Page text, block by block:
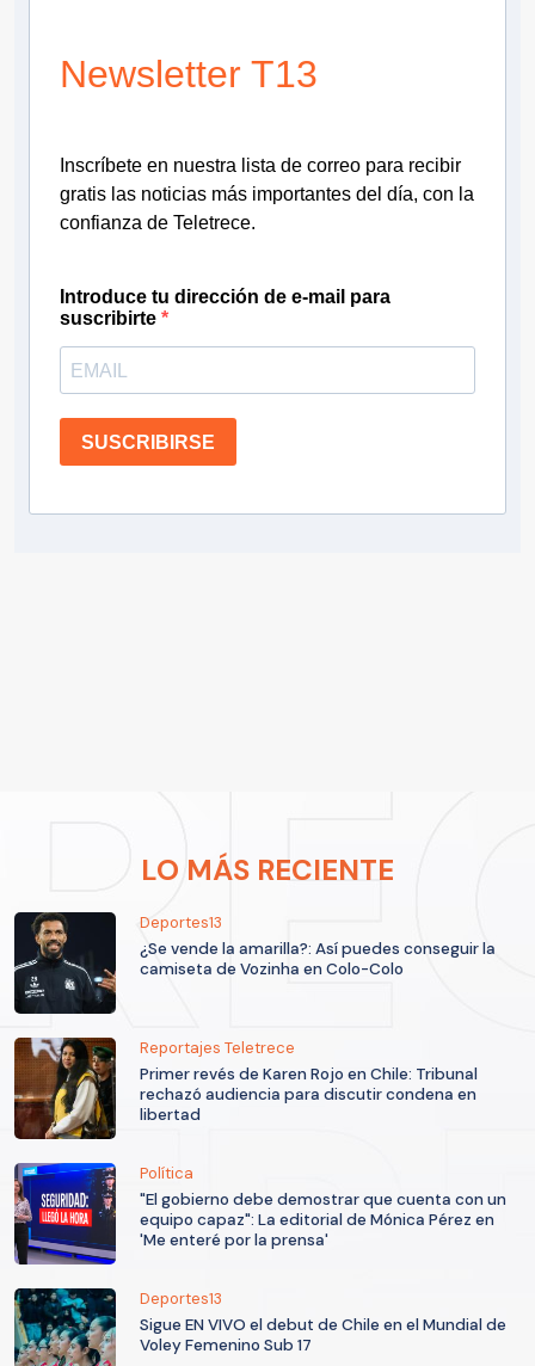
Newsletter T13
Inscríbete en nuestra lista de correo para recibir
gratis las noticias más importantes del día, con la
confianza de Teletrece.
Introduce tu dirección de e-mail para
suscribirte
SUSCRIBIRSE
LO MÁS RECIENTE
Deportes13
¿Se vende la amarilla?: Así puedes conseguir la
camiseta de Vozinha en Colo-Colo
Reportajes Teletrece
Primer revés de Karen Rojo en Chile: Tribunal
rechazó audiencia para discutir condena en
libertad
Política
"El gobierno debe demostrar que cuenta con un
equipo capaz": La editorial de Mónica Pérez en
'Me enteré por la prensa'
Deportes13
Sigue EN VIVO el debut de Chile en el Mundial de
Voley Femenino Sub 17